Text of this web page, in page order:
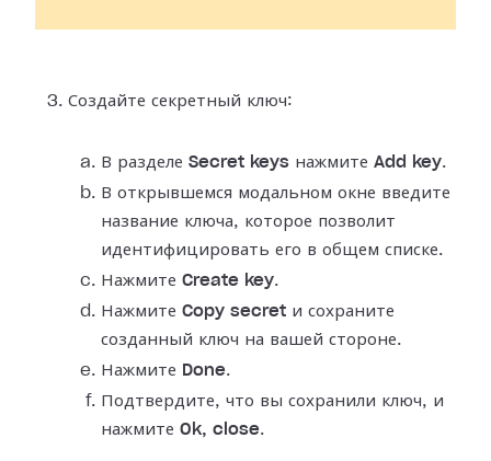
Создайте секретный ключ:
В разделе Secret keys нажмите Add key.
В открывшемся модальном окне введите
название ключа, которое позволит
идентифицировать его в общем списке.
Нажмите Create key.
Нажмите Copy secret и сохраните
созданный ключ на вашей стороне.
Нажмите Done.
Подтвердите, что вы сохранили ключ, и
нажмите Ok, close.